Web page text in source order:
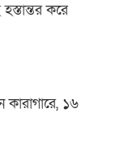
করে
১৬